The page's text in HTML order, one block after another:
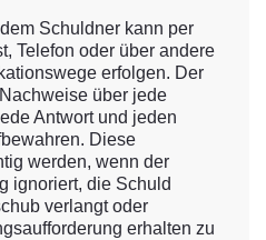
Schuldner kann per
Telefon oder über andere
erfolgen. Der
über jede
Antwort und jeden
Diese
werden, wenn der
ignoriert, die Schuld
verlangt oder
erhalten zu